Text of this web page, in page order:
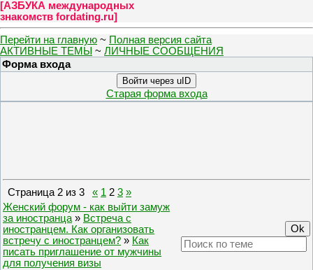
[АЗБУКА международных
знакомств fordating.ru]
Перейти на главную ~ Полная версия сайта
АКТИВНЫЕ ТЕМЫ ~ ЛИЧНЫЕ СООБЩЕНИЯ
Форма входа
Войти через uID
Старая форма входа
Страница2 из 3 « 1 2 3 »
Женский форум - как выйти замуж
за иностранца » Встреча с
иностранцем. Как организовать
встречу с иностранцем? » Как
писать приглашение от мужчины
для получения визы